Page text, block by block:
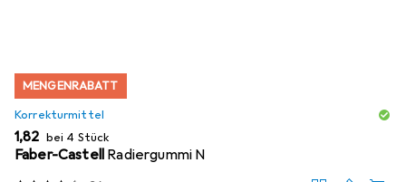
MENGENRABATT
Korrekturmittel
EUR
1,82 bei 4 Stück
Faber-Castell Radiergummi N